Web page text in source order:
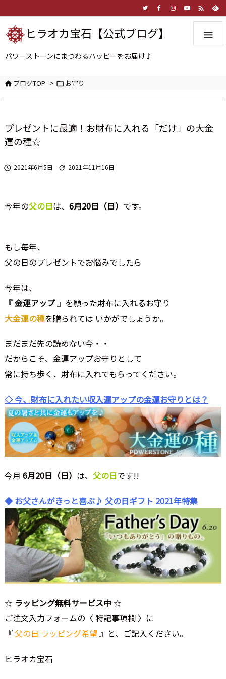


ヒラオカ宝石【公式ブログ】
パワーストーンにまつわるハッピーをお届け♪
ブログTOP > お守り
プレゼントに最適！お財布に入れる「だけ」の大金
運の種☆
 2021年6月5日  2021年11月16日
今年の父の日は、 6月20日（日） です。
もし毎年、
父の日のプレゼントでお悩みでしたら
今年は、
『金運アップ』を願った財布に入れるお守り
大金運の種を贈られては いかがでしょうか。
まだまだ先の読めない今・・
だからこそ、金運アップお守りとして
常に持ち歩く、財布に入れてもらってください。
◇ 今、財布に入れたい収入運アップの金運お守りとは？
今月 6月20日（日） は、 父の日です!!
◆ お父さんがきっと喜ぶ♪ 父の日ギフト 2021年特集
☆ ラッピング無料サービス中☆
ご注文入力フォームの〈 特記事項欄 〉に
『父の日 ラッピング希望 』と、ご記入ください。
ヒラオカ宝石